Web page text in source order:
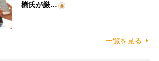
樹氏が厳…
一覧を見る